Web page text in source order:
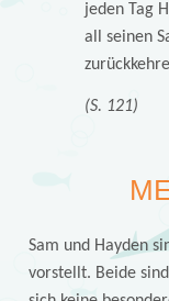
jeden Tag
all seinen
(S. 121)
Sam und Hayden
vorstellt. Beide